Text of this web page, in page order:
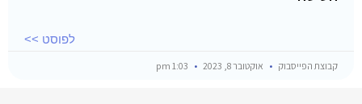
לפוסט >>
קבוצת הפייסבוק אוקטובר 8, 2023